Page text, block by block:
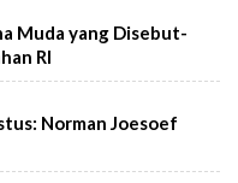
Muda yang Disebut-
RI
Norman Joesoef